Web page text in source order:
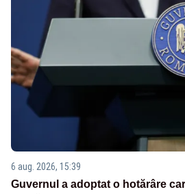
6 aug. 2026, 15:39
Guvernul a adoptat o hotărâre